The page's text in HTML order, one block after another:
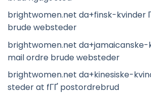
brightwomen.net da+finsk-kvinder
brude websteder
brightwomen.net da+jamaicanske-
mail ordre brude websteder
brightwomen.net da+kinesiske-
steder at fГҐ postordrebrud